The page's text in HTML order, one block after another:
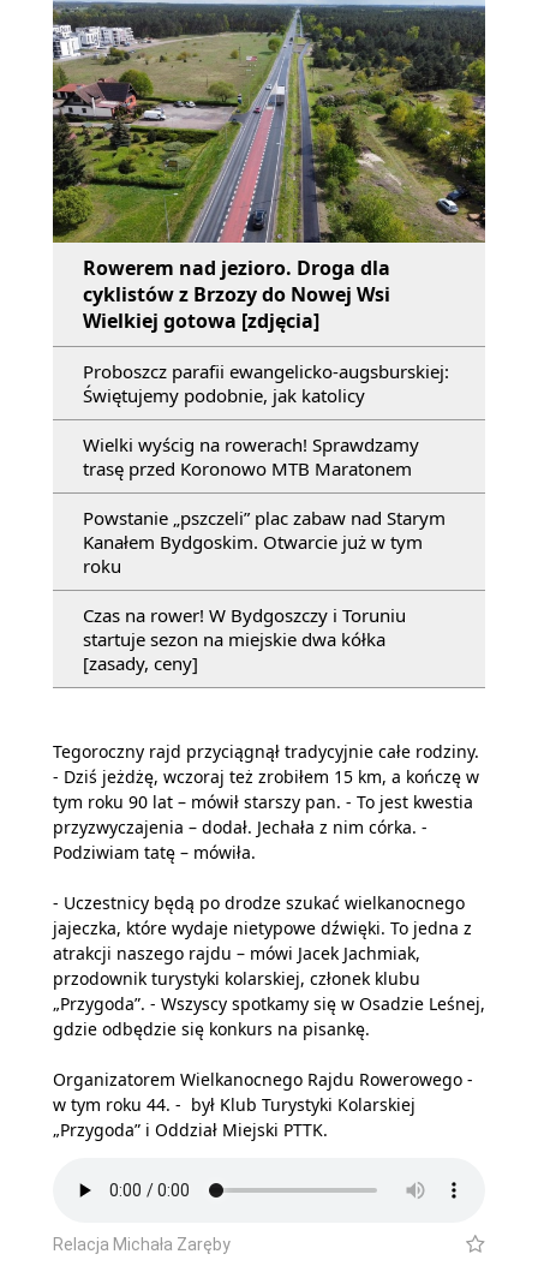
Rowerem nad jezioro. Droga dla
cyklistów z Brzozy do Nowej Wsi
Wielkiej gotowa [zdjęcia]
Proboszcz parafii ewangelicko-augsburskiej:
Świętujemy podobnie, jak katolicy
Wielki wyścig na rowerach! Sprawdzamy
trasę przed Koronowo MTB Maratonem
Powstanie „pszczeli” plac zabaw nad Starym
Kanałem Bydgoskim. Otwarcie już w tym
roku
Czas na rower! W Bydgoszczy i Toruniu
startuje sezon na miejskie dwa kółka
[zasady, ceny]
Tegoroczny rajd przyciągnął tradycyjnie całe rodziny.
- Dziś jeżdżę, wczoraj też zrobiłem 15 km, a kończę w
tym roku 90 lat – mówił starszy pan. - To jest kwestia
przyzwyczajenia – dodał. Jechała z nim córka. -
Podziwiam tatę – mówiła.
- Uczestnicy będą po drodze szukać wielkanocnego
jajeczka, które wydaje nietypowe dźwięki. To jedna z
atrakcji naszego rajdu – mówi Jacek Jachmiak,
przodownik turystyki kolarskiej, członek klubu
„Przygoda”. - Wszyscy spotkamy się w Osadzie Leśnej,
gdzie odbędzie się konkurs na pisankę.
Organizatorem Wielkanocnego Rajdu Rowerowego -
w tym roku 44. - był Klub Turystyki Kolarskiej
„Przygoda” i Oddział Miejski PTTK.
Relacja Michała Zaręby